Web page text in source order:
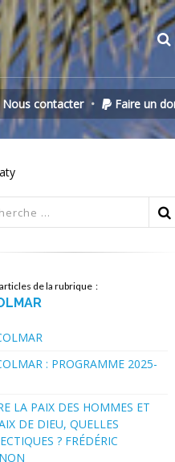
Nous contacter Faire un
de la rubrique :
: PROGRAMME 2025-
LA PAIX DES HOMMES ET
DE DIEU, QUELLES
? FRÉDÉRIC